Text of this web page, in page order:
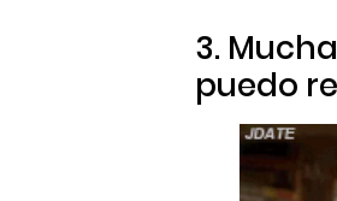
3.
puedo